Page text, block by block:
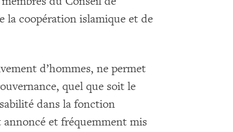
la coopération islamique et de
d’hommes, ne permet
quel que soit le
dans la fonction
et fréquemment mis